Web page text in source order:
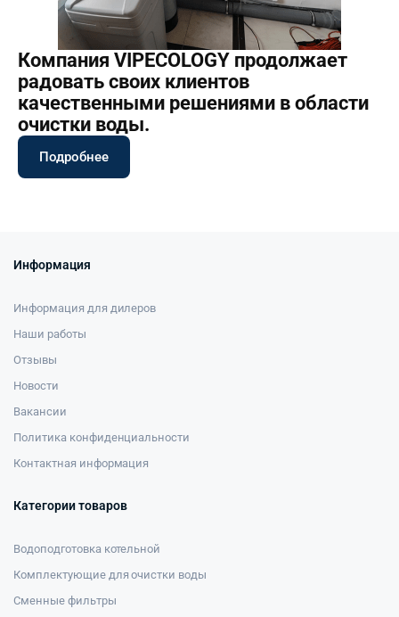
Компания VIPECOLOGY продолжает
радовать своих клиентов
качественными решениями в области
очистки воды.
Подробнее
Информация
Информация для дилеров
Наши работы
Отзывы
Новости
Вакансии
Политика конфиденциальности
Контактная информация
Категории товаров
Водоподготовка котельной
Комплектующие для очистки воды
Сменные фильтры